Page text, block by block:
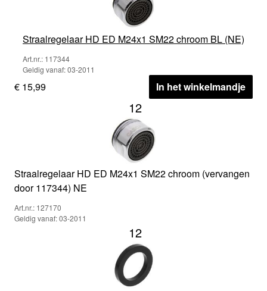
Straalregelaar HD ED M24x1 SM22 chroom BL (NE)
Art.nr.: 117344
Geldig vanaf: 03-2011
€ 15,99 In het winkelmandje
12
Straalregelaar HD ED M24x1 SM22 chroom (vervangen
door 117344) NE
Art.nr.: 127170
Geldig vanaf: 03-2011
12